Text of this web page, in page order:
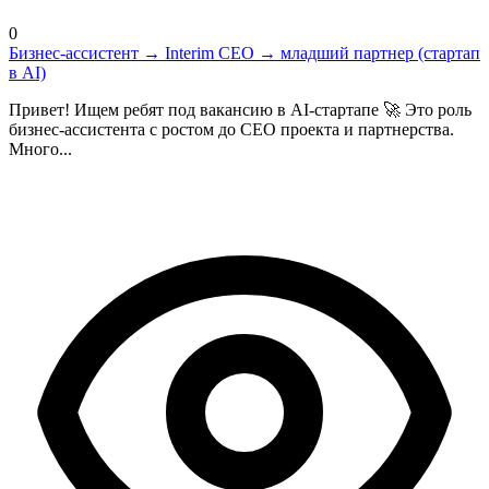
0
Бизнес-ассистент → Interim CEO → младший партнер (стартап
в AI)
Привет! Ищем ребят под вакансию в AI-стартапе 🚀 Это роль
бизнес-ассистента с ростом до CEO проекта и партнерства.
Много...